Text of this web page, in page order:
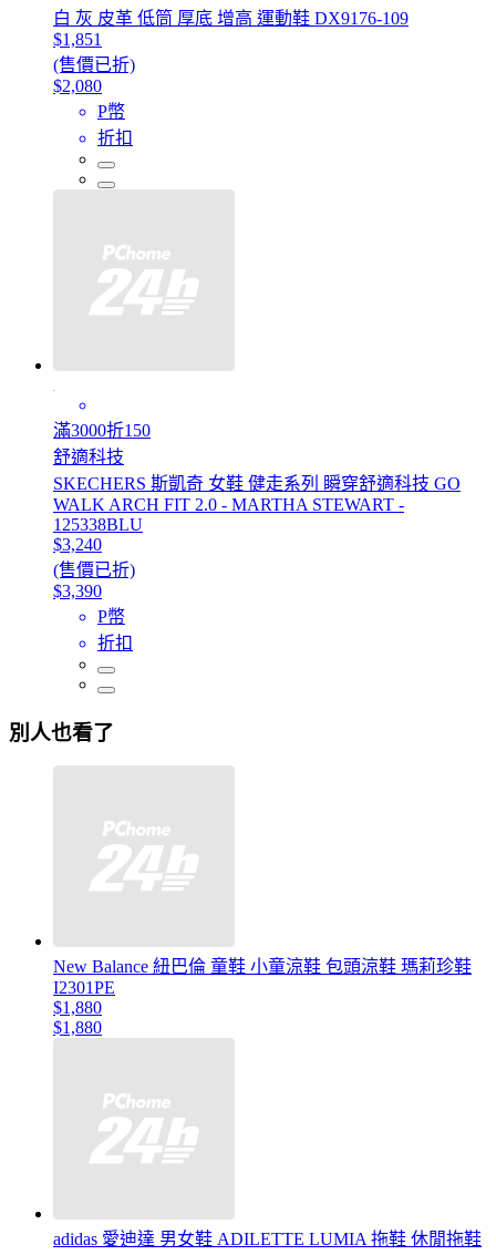
白 灰 皮革 低筒 厚底 增高 運動鞋 DX9176-109
$1,851
(售價已折)
$2,080
P幣
折扣
滿3000折150
舒適科技
SKECHERS 斯凱奇 女鞋 健走系列 瞬穿舒適科技 GO
WALK ARCH FIT 2.0 - MARTHA STEWART -
125338BLU
$3,240
(售價已折)
$3,390
P幣
折扣
別人也看了
New Balance 紐巴倫 童鞋 小童涼鞋 包頭涼鞋 瑪莉珍鞋
I2301PE
$1,880
$1,880
adidas 愛迪達 男女鞋 ADILETTE LUMIA 拖鞋 休閒拖鞋